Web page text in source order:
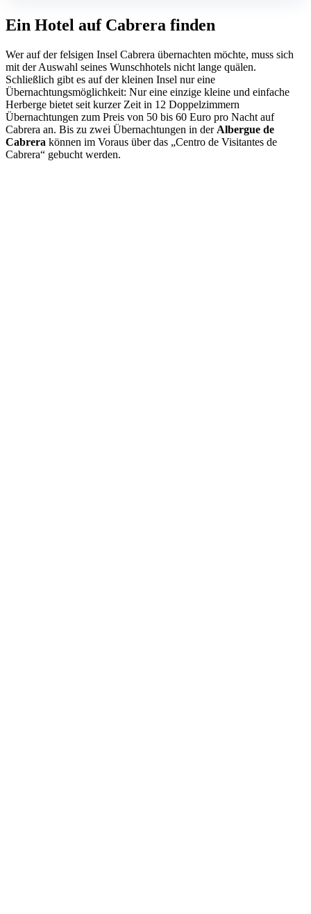
Ein Hotel auf Cabrera finden
Wer auf der felsigen Insel Cabrera übernachten möchte, muss sich
mit der Auswahl seines Wunschhotels nicht lange quälen.
Schließlich gibt es auf der kleinen Insel nur eine
Übernachtungsmöglichkeit: Nur eine einzige kleine und einfache
Herberge bietet seit kurzer Zeit in 12 Doppelzimmern
Übernachtungen zum Preis von 50 bis 60 Euro pro Nacht auf
Cabrera an. Bis zu zwei Übernachtungen in der Albergue de
Cabrera können im Voraus über das „Centro de Visitantes de
Cabrera“ gebucht werden.